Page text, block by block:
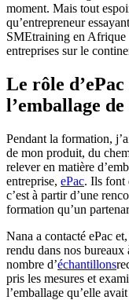
moment. Mais tout
qu’entrepreneur
SMEtraining en Afrique
entreprises sur le
Le rôle d’ePac
l’emballage
Pendant la formation,
de mon produit, du
relever en matière
entreprise, ePac. Ils font
c’est à partir d’une
formation qu’un
Nana a contacté ePac
rendu dans nos
nombre d’échantillons
pris les mesures et
l’emballage qu’elle